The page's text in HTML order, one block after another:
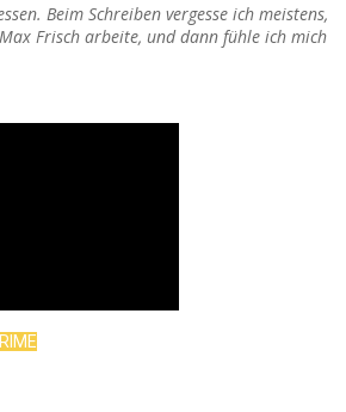
Beim Schreiben vergesse ich meistens,
Frisch arbeite, und dann fühle ich mich